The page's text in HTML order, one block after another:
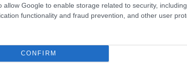
allow Google to enable storage related to security, including
functionality and fraud prevention, and other user
CONFIRM
Facebook